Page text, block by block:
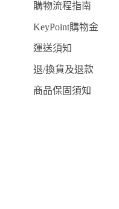
購物流程指南
KeyPoint購物金
運送須知
退/換貨及退款
商品保固須知